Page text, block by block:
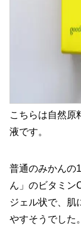
こちらは自然原
液です。
普通のみかんの
ん」のビタミン
ジェル状で、肌
やすそうでした。